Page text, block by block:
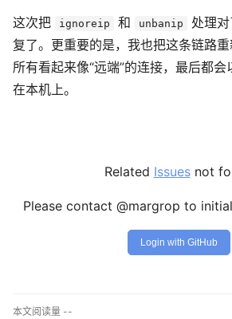
这次把 ignoreip 和 unbanip
处理
复了。更重要的是，我也把这条链路
所有看起来像“远端”的连接，最后都会
在本机上。
Related Issuesnot
Please contact @margrop to
Login with GitHub
本文阅读量 --